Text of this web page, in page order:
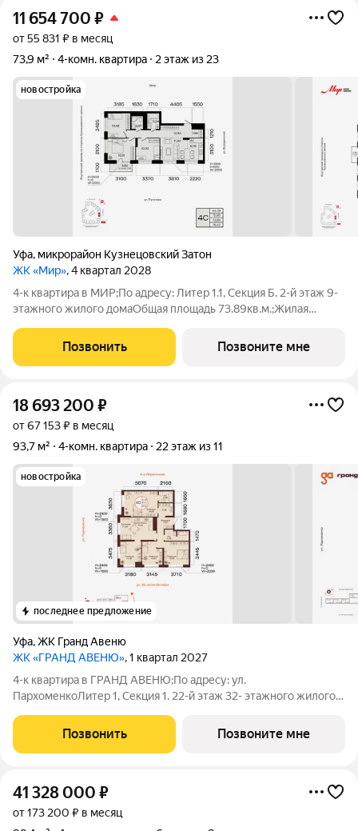
11 654 700 ₽
от 55 831 ₽ в месяц
73,9 м²
4-комн. квартира 2 этаж из 23
новостройка
Уфа, микрорайон Кузнецовский Затон
ЖК «Мир», 4 квартал 2028
4-к квартира в МИР;По адресу: Литер 1.1, Секция Б. 2-й этаж 9-
этажного жилого домаОбщая площадь 73.89кв.м.;Жилая
строительства: 4 квартал 2028 года.Квартира с свободной
планировкой,
Позвонить Позвоните мне
18 693 200 ₽
от 67 153 ₽ в месяц
93,7 м²
4-комн. квартира 22 этаж из 11
новостройка
последнее предложение
Уфа,ЖК Гранд Авеню
ЖК «ГРАНД АВЕНЮ», 1 квартал 2027
4-к квартира в ГРАНД АВЕНЮ;По адресу: ул.
ПархоменкоЛитер 1, Секция 1. 22-й этаж 32- этажного жилого
ГК "Первый Трест".Срок окончания строительства: 1 квартал
2027 года.Квартира с свободной
Позвонить Позвоните мне
41 328 000 ₽
от 173 200 ₽ в месяц